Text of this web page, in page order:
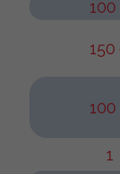
100
150
100
1